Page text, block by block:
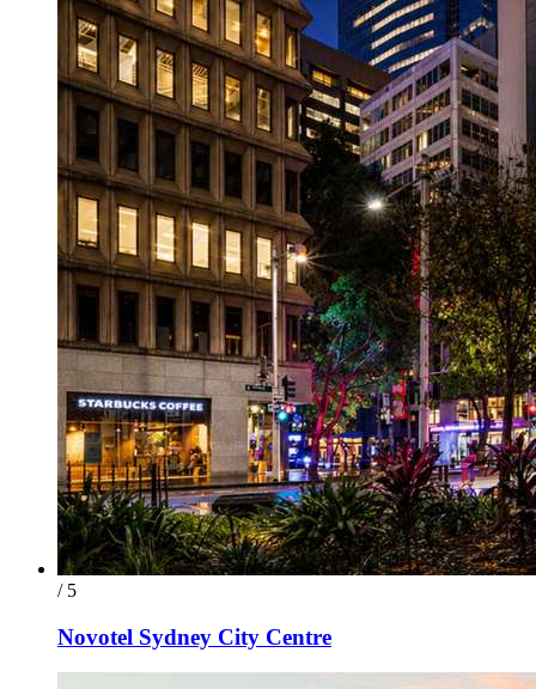
/ 5
Novotel Sydney City Centre